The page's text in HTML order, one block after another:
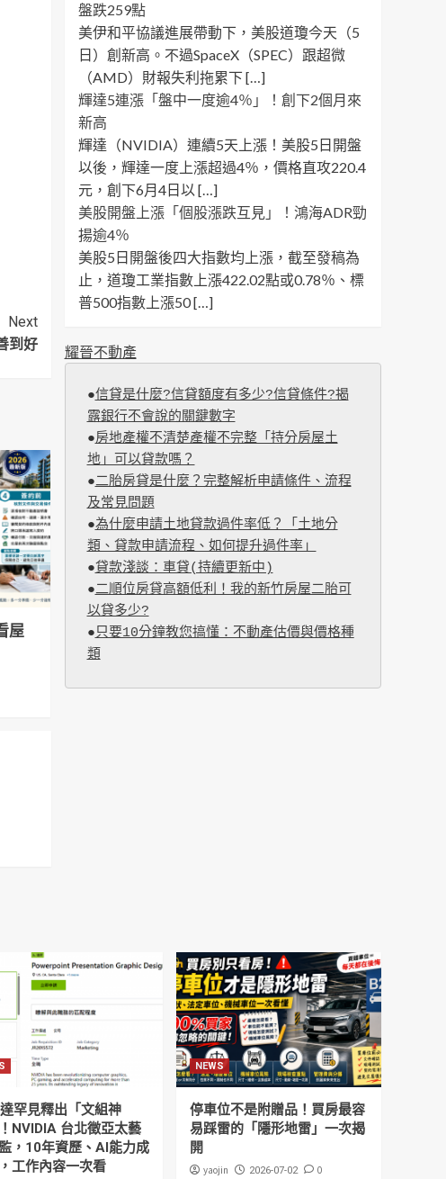
Next
到好
屋
盤跌259點
美伊和平協議進展帶動下，美股道瓊今天（5
日）創新高。不過SpaceX（SPEC）跟超微
（AMD）財報失利拖累下 […]
輝達5連漲「盤中一度逾4％」！創下2個月來
新高
輝達（NVIDIA）連續5天上漲！美股5日開盤
以後，輝達一度上漲超過4％，價格直攻220.4
元，創下6月4日以 […]
美股開盤上漲「個股漲跌互見」！鴻海ADR勁
揚逾4％
美股5日開盤後四大指數均上漲，截至發稿為
止，道瓊工業指數上漲422.02點或0.78％、標
普500指數上漲50 […]
耀晉不動產
●信貸是什麼?信貸額度有多少?信貸條件?揭
露銀行不會說的關鍵數字
●房地產權不清楚產權不完整「持分房屋土
地」可以貸款嗎？
●二胎房貸是什麼？完整解析申請條件、流程
及常見問題
●為什麼申請土地貸款過件率低？「土地分
類、貸款申請流程、如何提升過件率」
●貸款淺談：車貸(持續更新中)
●二順位房貸高額低利！我的新竹房屋二胎可
以貸多少?
●只要10分鐘教您搞懂：不動產估價與價格種
類
罕見釋出「文組神
NVIDIA 台北徵亞太藝
，10年資歷、AI能力成
工作內容一次看
NEWS
停車位不是附贈品！買房最容
易踩雷的「隱形地雷」一次揭
開
yaojin 2026-07-02 0